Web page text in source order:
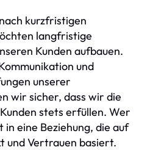
kurzfristigen
langfristige
Kunden aufbauen.
und
unserer
wir sicher, dass wir die
stets erfüllen. Wer
eine Beziehung, die auf
und Vertrauen basiert.